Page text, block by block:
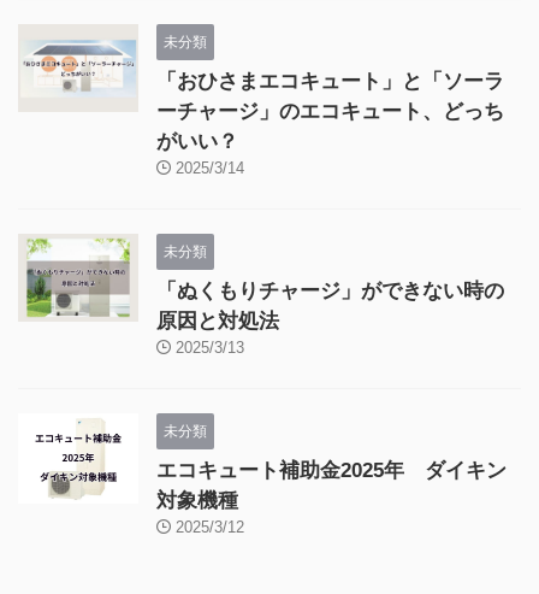
未分類
「おひさまエコキュート」と「ソーラ
ーチャージ」のエコキュート、どっち
がいい？
2025/3/14
未分類
「ぬくもりチャージ」ができない時の
原因と対処法
2025/3/13
未分類
エコキュート補助金2025年 ダイキン
対象機種
2025/3/12